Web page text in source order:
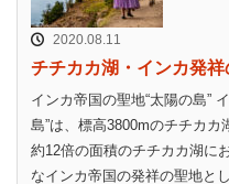
2020.08.11
チチカカ湖・インカ発
インカ帝国の聖地“太陽の島”
島”は、標高3800mのチチカ
約12倍の面積のチチカカ湖に
なインカ帝国の発祥の聖地と